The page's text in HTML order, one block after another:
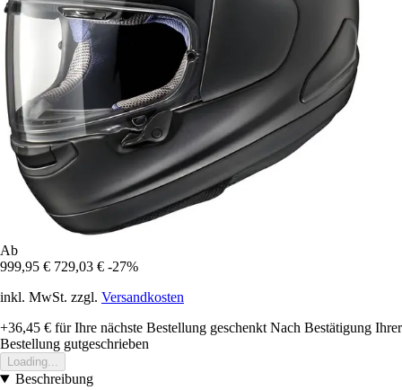
Ab
999,95 € 729,03 € -27%
inkl. MwSt. zzgl. Versandkosten
+36,45 € für Ihre nächste Bestellung geschenkt Nach Bestätigung Ihrer
Bestellung gutgeschrieben
Loading...
Beschreibung